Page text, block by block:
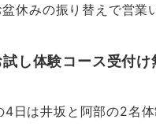
休みの振り替えで営業
し体験コース受付け
日は井坂と阿部の2名体